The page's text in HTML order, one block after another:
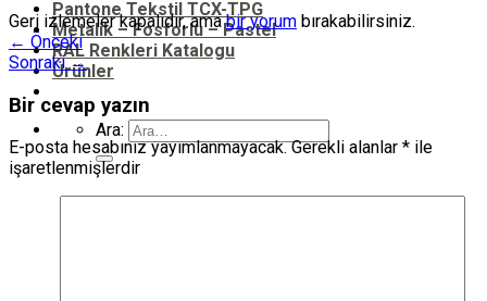
Pantone Tekstil TCX-TPG
Metalik – Fosforlu – Pastel
RAL Renkleri Katalogu
Ürünler
Ara:
Geri izlemeler kapalıdır, amabir yorum bırakabilirsiniz.
← Önceki
Sonraki→
Bir cevap yazın
E-posta hesabınız yayımlanmayacak.Gerekli alanlar * ile
işaretlenmişlerdir